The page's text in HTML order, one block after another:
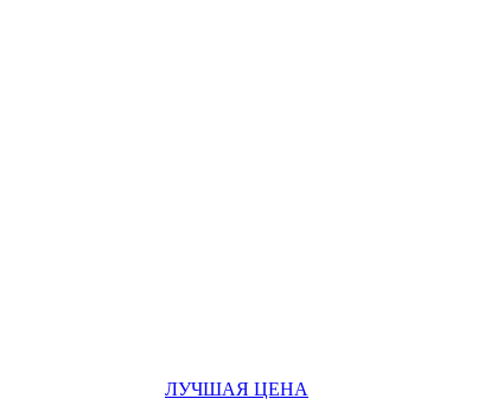
ЛУЧШАЯ ЦЕНА